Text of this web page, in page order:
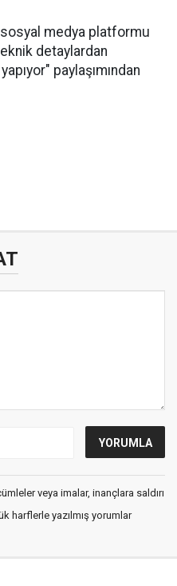
sosyal medya platformu
detaylardan
paylaşımından
veya imalar, inançlara saldırı
harflerle yazılmış yorumlar